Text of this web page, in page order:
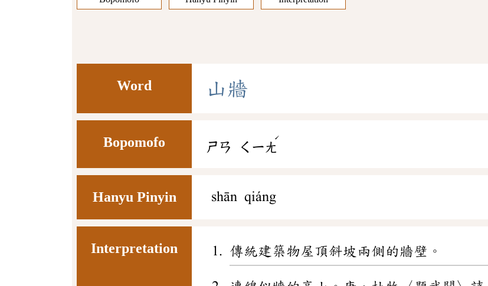
Word 山 牆
Bopomofo ㄕㄢ ㄑㄧㄤ
ˊ
Hanyu Pinyin shān qiáng
Interpretation 傳統建築物屋頂斜坡兩側的牆壁。